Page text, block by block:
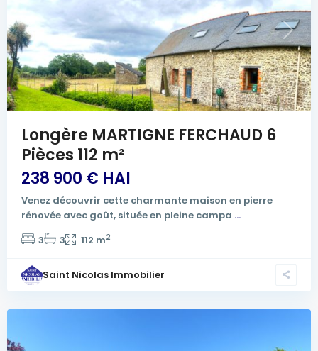
Previous Next
Longère MARTIGNE FERCHAUD 6
Pièces 112 m²
238 900 € HAI
Venez découvrir cette charmante maison en pierre
rénovée avec goût, située en pleine campa ...
3
3 112 m2
Saint Nicolas Immobilier